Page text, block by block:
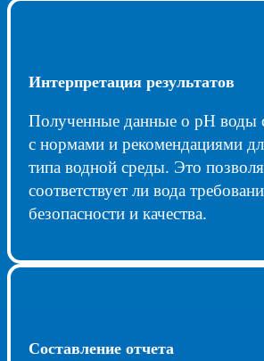
Интерпретация результатов
Полученные данные о pH воды
с нормами и рекомендациями
типа водной среды. Это
соответствует ли вода
безопасности и качества.
Составление отчета